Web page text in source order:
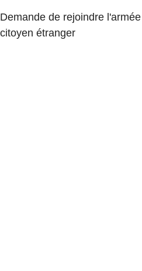
Demande de rejoindre
citoyen étranger